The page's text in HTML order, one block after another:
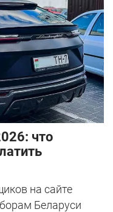
что
на сайте
Беларуси